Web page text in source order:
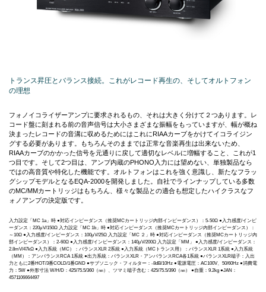
トランス昇圧とバランス接続。これがレコード再生の、そしてオルトフォン
の理想
フォノイコライザーアンプに要求されるもの、それは大きく分けて２つあります。レ
コード盤に刻まれる前の音声信号は大小さまざまな振幅をもっていますが、幅が概ね
決まったレコードの音溝に収めるためにはこれにRIAAカーブをかけてイコライジン
グする必要があります。もちろんそのままでは正常な音楽再生は出来ないため、
RIAAカーブのかかった信号を元通りに戻して適切なレベルに増幅すること、これが1
つ目です。そして2つ目は、アンプ内蔵のPHONO入力には望めない、単独製品なら
ではの高音質や特化した機能です。オルトフォンはこれを強く意識し、新たなフラッ
グシップモデルとなるEQA-2000を開発しました。自社でラインナップしている多数
のMC/MMカートリッジはもちろん、様々な製品との適合も想定したハイクラスなフ
ォノアンプの決定版です。
入力設定「MC 1a」時 ●対応インピーダンス（推奨MCカートリッジ内部インピーダンス）：5-50Ω ●入力感度/インピ
ーダンス：220μV/150Ω 入力設定「MC 1b」時 ●対応インピーダンス（推奨MCカートリッジ内部インピーダンス）：
～10Ω ●入力感度/インピーダンス：100μV/25Ω 入力設定「MC ２」時 ●対応インピーダンス（推奨MCカートリッジ内
部インピーダンス）：2-60Ω ●入力感度/インピーダンス：140μV/200Ω 入力設定「MM」 ●入力感度/インピーダンス：
2.8mV/47kΩ ●入力系統（MC）：バランスXLR 2系統 ●入力系統（MCトランス用）：バランスXLR 1系統 ●入力系統
（MM）：アンバランスRCA 1系統 ●出力系統：バランスXLR・アンバランスRCA各1系統 ●バランスXLR端子：入出
力ともに2番HOT/3番COLD/1番GND ●サブソニック・フィルター：-8dB/10Hz ●電源電圧：AC100V、50/60Hz ●消費電
力：5W ●外形寸法 W/H/D：425/75.5/360（㎜）、ツマミ端子含む：425/75.5/390（㎜） ●自重：9.2kg ●JAN：
4571106664497